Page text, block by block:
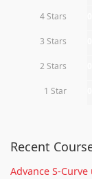
4 Stars
3 Stars
2 Stars
1 Star
Recent
Advance S-